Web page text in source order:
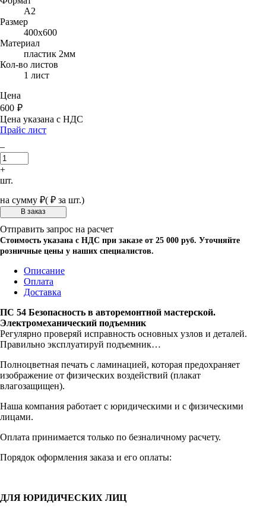
A2
Размер
400х600
Материал
пластик 2мм
Кол-во листов
1 лист
Цена
600 ₽
Цена указана с НДС
Прайс лист
–
+
шт.
на сумму ₽( ₽ за шт.)
Отправить запрос на расчет
Стоимость указана с НДС при заказе от 25 000 руб. Уточняйте
розничные цены у наших специалистов.
Описание
Оплата
Доставка
ПС 54 Безопасность в авторемонтной мастерской.
Электромеханический подъемник
Регулярно проверяй исправность основных узлов и деталей.
Правильно эксплуатируй подъемник…
Полноцветная печать с ламинацией, которая предохраняет
изображение от физических воздействий (плакат
влагозащищен).
Наша компания работает с юридическими и с физическими
лицами.
Оплата принимается только по безналичному расчету.
Порядок оформления заказа и его оплаты:
ДЛЯ ЮРИДИЧЕСКИХ ЛИЦ